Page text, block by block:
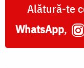
Alătură-te
WhatsApp,